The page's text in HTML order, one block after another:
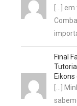
[…]
Final
[…]